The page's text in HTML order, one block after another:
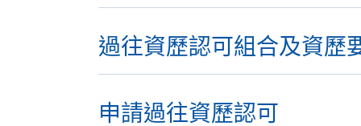
過往資歷認可組合及資歷
申請過往資歷認可